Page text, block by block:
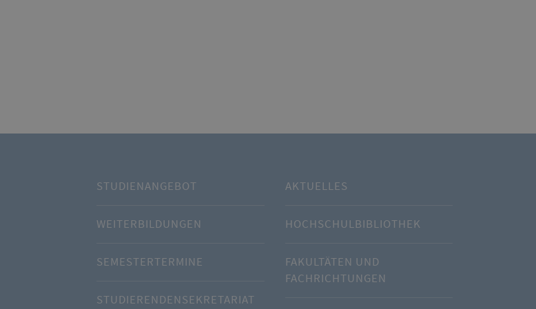
STUDIENANGEBOT
WEITERBILDUNGEN
SEMESTERTERMINE
STUDIERENDENSEKRETARIAT
AKTUELLES
HOCHSCHULBIBLIOTHEK
FAKULTÄTEN UND
FACHRICHTUNGEN